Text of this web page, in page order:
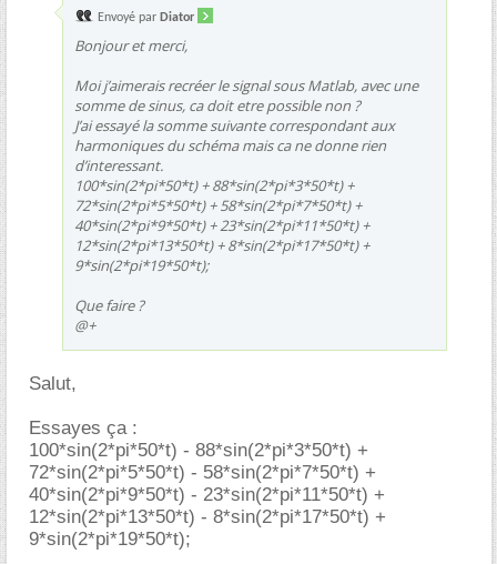
Envoyé par Diator
Bonjour et merci,
Moi j’aimerais recréer le signal sous Matlab, avec une
somme de sinus, ca doit etre possible non ?
J’ai essayé la somme suivante correspondant aux
harmoniques du schéma mais ca ne donne rien
d’interessant.
100*sin(2*pi*50*t) + 88*sin(2*pi*3*50*t) +
72*sin(2*pi*5*50*t) + 58*sin(2*pi*7*50*t) +
40*sin(2*pi*9*50*t) + 23*sin(2*pi*11*50*t) +
12*sin(2*pi*13*50*t) + 8*sin(2*pi*17*50*t) +
9*sin(2*pi*19*50*t);
Que faire ?
@+
Salut,
Essayes ça :
100*sin(2*pi*50*t) - 88*sin(2*pi*3*50*t) +
72*sin(2*pi*5*50*t) - 58*sin(2*pi*7*50*t) +
40*sin(2*pi*9*50*t) - 23*sin(2*pi*11*50*t) +
12*sin(2*pi*13*50*t) - 8*sin(2*pi*17*50*t) +
9*sin(2*pi*19*50*t);